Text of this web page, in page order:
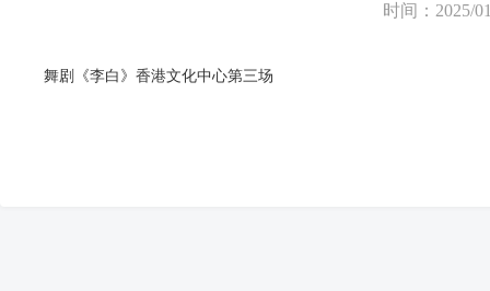
时间：2025/
舞剧《李白》香港文化中心第三场